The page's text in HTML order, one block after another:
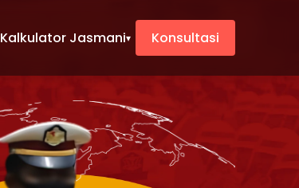
Kalkulator Jasmani▾ Konsultasi